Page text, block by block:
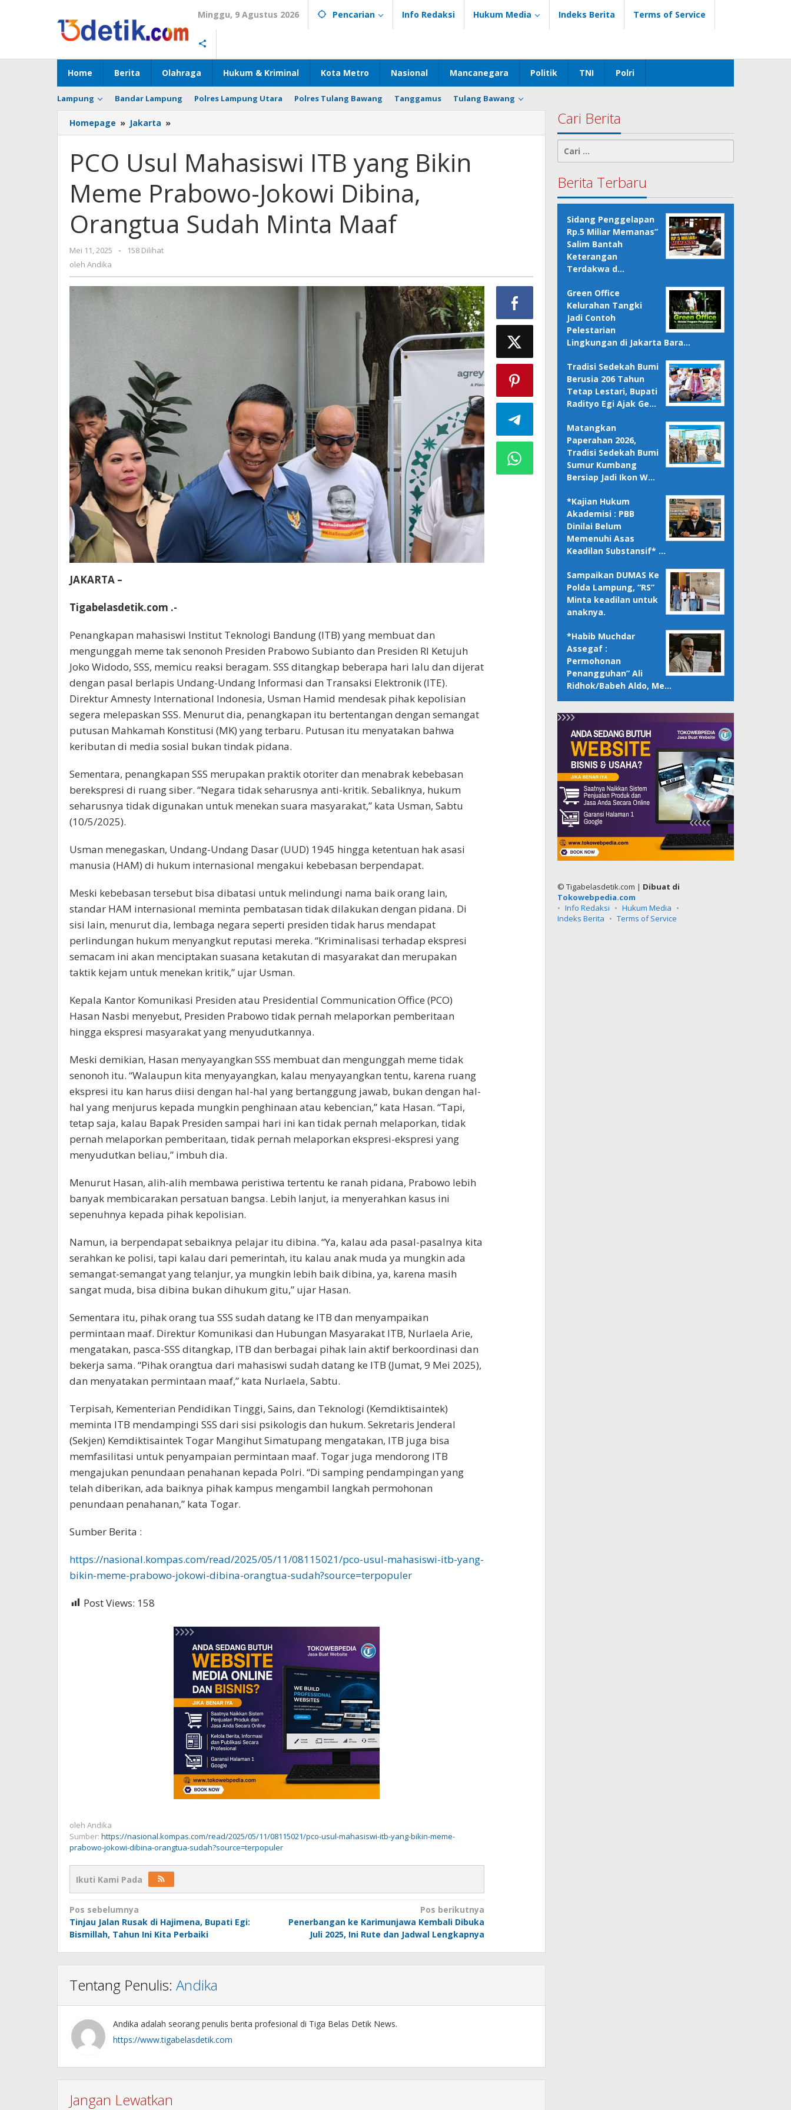
Minggu, 9 Agustus 2026 Pencarian Info Redaksi Hukum Media Indeks Berita Terms of Service
Home Berita Olahraga Hukum & Kriminal Kota Metro Nasional Mancanegara Politik TNI Polri
Lampung Bandar Lampung Polres Lampung Utara Polres Tulang Bawang Tanggamus Tulang Bawang
Homepage » Jakarta »
Usul
yang
Bikin
Meme
Jokowi
Dibina,
Maaf
PCO Usul Mahasiswi ITB yang Bikin
Meme Prabowo-Jokowi Dibina,
Orangtua Sudah Minta Maaf
Mei 11, 2025
oleh
-
158 Dilihat
oleh Andika
JAKARTA –
Tigabelasdetik.com .-
Penangkapan mahasiswi Institut Teknologi Bandung (ITB) yang membuat dan
mengunggah meme tak senonoh Presiden Prabowo Subianto dan Presiden RI Ketujuh
Joko Widodo, SSS, memicu reaksi beragam. SSS ditangkap beberapa hari lalu dan dijerat
dengan pasal berlapis Undang-Undang Informasi dan Transaksi Elektronik (ITE).
Direktur Amnesty International Indonesia, Usman Hamid mendesak pihak kepolisian
segera melepaskan SSS. Menurut dia, penangkapan itu bertentangan dengan semangat
putusan Mahkamah Konstitusi (MK) yang terbaru. Putusan itu menyatakan bahwa
keributan di media sosial bukan tindak pidana.
Sementara, penangkapan SSS merupakan praktik otoriter dan menabrak kebebasan
berekspresi di ruang siber. “Negara tidak seharusnya anti-kritik. Sebaliknya, hukum
seharusnya tidak digunakan untuk menekan suara masyarakat,” kata Usman, Sabtu
(10/5/2025).
Usman menegaskan, Undang-Undang Dasar (UUD) 1945 hingga ketentuan hak asasi
manusia (HAM) di hukum internasional mengakui kebebasan berpendapat.
Meski kebebasan tersebut bisa dibatasi untuk melindungi nama baik orang lain,
standar HAM internasional meminta pembatasan tidak dilakukan dengan pidana. Di
sisi lain, menurut dia, lembaga negara seperti presiden tidak harus mendapat
perlindungan hukum menyangkut reputasi mereka. “Kriminalisasi terhadap ekspresi
semacam ini akan menciptakan suasana ketakutan di masyarakat dan merupakan
taktik kejam untuk menekan kritik,” ujar Usman.
Kepala Kantor Komunikasi Presiden atau Presidential Communication Office (PCO)
Hasan Nasbi menyebut, Presiden Prabowo tidak pernah melaporkan pemberitaan
hingga ekspresi masyarakat yang menyudutkannya.
Meski demikian, Hasan menyayangkan SSS membuat dan mengunggah meme tidak
senonoh itu. “Walaupun kita menyayangkan, kalau menyayangkan tentu, karena ruang
ekspresi itu kan harus diisi dengan hal-hal yang bertanggung jawab, bukan dengan hal-
hal yang menjurus kepada mungkin penghinaan atau kebencian,” kata Hasan. “Tapi,
tetap saja, kalau Bapak Presiden sampai hari ini kan tidak pernah melaporkan, tidak
pernah melaporkan pemberitaan, tidak pernah melaporkan ekspresi-ekspresi yang
menyudutkan beliau,” imbuh dia.
Menurut Hasan, alih-alih membawa peristiwa tertentu ke ranah pidana, Prabowo lebih
banyak membicarakan persatuan bangsa. Lebih lanjut, ia menyerahkan kasus ini
sepenuhnya kepada pihak kepolisian.
Namun, ia berpendapat sebaiknya pelajar itu dibina. “Ya, kalau ada pasal-pasalnya kita
serahkan ke polisi, tapi kalau dari pemerintah, itu kalau anak muda ya mungkin ada
semangat-semangat yang telanjur, ya mungkin lebih baik dibina, ya, karena masih
sangat muda, bisa dibina bukan dihukum gitu,” ujar Hasan.
Sementara itu, pihak orang tua SSS sudah datang ke ITB dan menyampaikan
permintaan maaf. Direktur Komunikasi dan Hubungan Masyarakat ITB, Nurlaela Arie,
mengatakan, pasca-SSS ditangkap, ITB dan berbagai pihak lain aktif berkoordinasi dan
bekerja sama. “Pihak orangtua dari mahasiswi sudah datang ke ITB (Jumat, 9 Mei 2025),
dan menyatakan permintaan maaf,” kata Nurlaela, Sabtu.
Terpisah, Kementerian Pendidikan Tinggi, Sains, dan Teknologi (Kemdiktisaintek)
meminta ITB mendampingi SSS dari sisi psikologis dan hukum. Sekretaris Jenderal
(Sekjen) Kemdiktisaintek Togar Mangihut Simatupang mengatakan, ITB juga bisa
memfasilitasi untuk penyampaian permintaan maaf. Togar juga mendorong ITB
mengajukan penundaan penahanan kepada Polri. “Di samping pendampingan yang
telah diberikan, ada baiknya pihak kampus mengambil langkah permohonan
penundaan penahanan,” kata Togar.
Sumber Berita :
https://nasional.kompas.com/read/2025/05/11/08115021/pco-usul-mahasiswi-itb-yang-
bikin-meme-prabowo-jokowi-dibina-orangtua-sudah?source=terpopuler
Post Views: 158
oleh Andika
Sumber: https://nasional.kompas.com/read/2025/05/11/08115021/pco-usul-mahasiswi-itb-yang-bikin-meme-
prabowo-jokowi-dibina-orangtua-sudah?source=terpopuler
Ikuti Kami Pada
Navigasi
pos
Pos sebelumnya
Tinjau Jalan Rusak di Hajimena, Bupati Egi:
Bismillah, Tahun Ini Kita Perbaiki
Pos berikutnya
Penerbangan ke Karimunjawa Kembali Dibuka
Juli 2025, Ini Rute dan Jadwal Lengkapnya
Tentang Penulis: Andika
Andika adalah seorang penulis berita profesional di Tiga Belas Detik News.
https://www.tigabelasdetik.com
Jangan Lewatkan
Cari Berita
Cari
untuk:
Berita Terbaru
Sidang Penggelapan
Rp.5 Miliar Memanas”
Salim Bantah
Keterangan
Terdakwa d…
Green Office
Kelurahan Tangki
Jadi Contoh
Pelestarian
Lingkungan di Jakarta Bara…
Tradisi Sedekah Bumi
Berusia 206 Tahun
Tetap Lestari, Bupati
Radityo Egi Ajak Ge…
Matangkan
Paperahan 2026,
Tradisi Sedekah Bumi
Sumur Kumbang
Bersiap Jadi Ikon W…
*Kajian Hukum
Akademisi : PBB
Dinilai Belum
Memenuhi Asas
Keadilan Substansif* …
Sampaikan DUMAS Ke
Polda Lampung, “RS”
Minta keadilan untuk
anaknya.
*Habib Muchdar
Assegaf :
Permohonan
Penangguhan” Ali
Ridhok/Babeh Aldo, Me…
© Tigabelasdetik.com | Dibuat di
Tokowebpedia.com
Info Redaksi
Hukum Media
Indeks Berita
Terms of Service